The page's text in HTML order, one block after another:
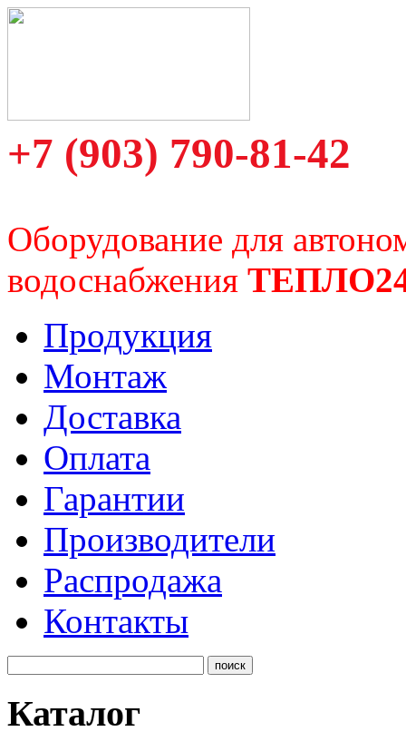
+7 (903) 790-81-42
Оборудование для
водоснабжения
Продукция
Монтаж
Доставка
Оплата
Гарантии
Производители
Распродажа
Контакты
Каталог